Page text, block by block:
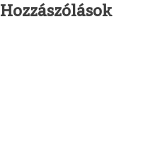
Hozzászólások